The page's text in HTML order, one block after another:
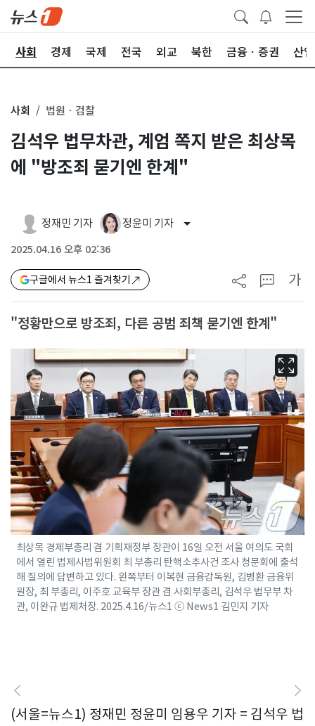
사회 경제 국제 전국 외교 북한 금융ㆍ증권 산업
사회 법원ㆍ검찰
김석우 법무차관, 계엄 쪽지 받은 최상목
에 "방조죄 묻기엔 한계"
정재민 기자 정윤미 기자
2025.04.16 오후 02:36
구글에서 뉴스1 즐겨찾기 가
"정황만으로 방조죄, 다른 공범 죄책 묻기엔 한계"
최상목 경제부총리 겸 기획재정부 장관이 16일 오전 서울 여의도 국회
에서 열린 법제사법위원회 최 부총리 탄핵소추사건 조사 청문회에 출석
해 질의에 답변하고 있다. 왼쪽부터 이복현 금융감독원, 김병환 금융위
원장, 최 부총리, 이주호 교육부 장관 겸 사회부총리, 김석우 법무부 차
관, 이완규 법제처장. 2025.4.16/뉴스1 ⓒ News1 김민지 기자
(서울=뉴스1) 정재민 정윤미 임용우 기자 = 김석우 법